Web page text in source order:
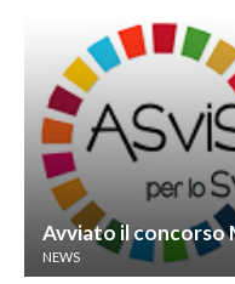
Avviato il concorso
NEWS